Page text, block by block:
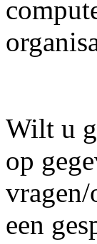
Wilt u
op
een